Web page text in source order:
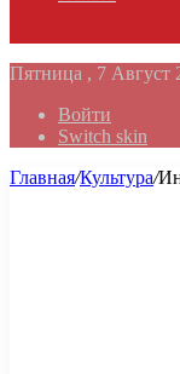
Пятница , 7 Август
Войти
Switch skin
Главная/Культура/